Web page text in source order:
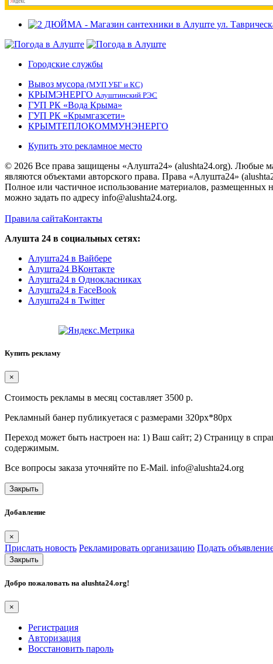
Городские службы
Вывоз мусора (МУП УБГ и КС)
КРЫМЭНЕРГО Алуштинский РЭС
ГУП РК «Вода Крыма»
ГУП РК «Крымгазсети»
КРЫМТЕПЛОКОММУНЭНЕРГО
Купить это рекламное место
© 2026 Все права защищены «Алушта24» (alushta24.org). Любые
являются объектами авторского права. Права «Алушта24»
Полное или частичное использование материалов, размещенных
можно задать по адресу info@alushta24.org.
Правила сайтаКонтакты
Алушта 24 в социальных сетях:
Алушта24 в Вайбере
Алушта24 ВКонтакте
Алушта24 в Однокласниках
Алушта24 в FaceBook
Алушта24 в Twitter
Купить рекламу
×
Стоимость рекламы в месяц составляет 3500 р.
Рекламный банер публикуетася с размерами 320px*80px
Переход может быть настроен на: 1) Ваш сайт; 2) Страницу в
содержимым.
Все вопросы заказа уточняйте по E-Mail. info@alushta24.org
Закрыть
Добавление
×
Прислать новость Рекламировать организацию Подать
Закрыть
Добро пожаловать на alushta24.org!
×
Регистрация
Авторизация
Восстановить пароль